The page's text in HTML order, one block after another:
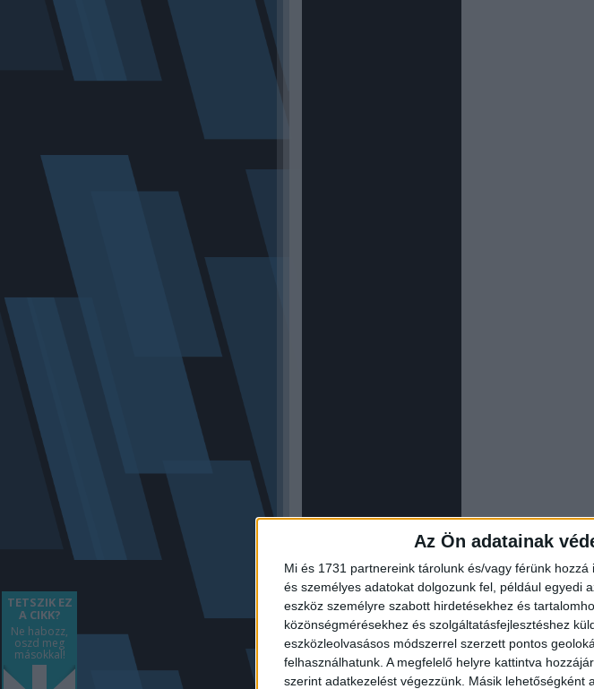
Az Ön adatainak
Mi és 1731 partnereink tárolunk és/vagy férünk
és személyes adatokat dolgozunk fel, például egyedi
eszköz személyre szabott hirdetésekhez és
közönségmérésekhez és szolgáltatásfejlesztéshez
eszközleolvasásos módszerrel szerzett pontos
felhasználhatunk. A megfelelő helyre kattintva
szerint adatkezelést végezzünk. Másik
TETSZIK EZ
A CIKK?
Ne habozz,
oszd meg
másokkal!
Kedveld Te is
A védelem bizonyítottság hiányában
értékesítette az egyik festményét és
fennálló tartozását.